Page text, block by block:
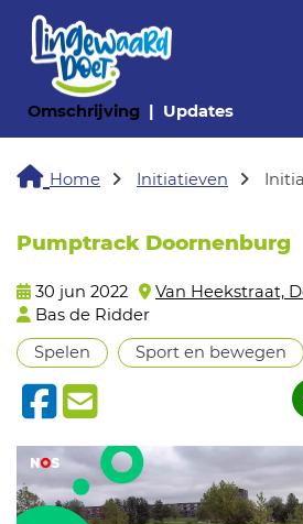
Omschrijving(huidige pagina)
Updates(huidige
Home Initiatieven
Pumptrack Doornenburg
30 jun 2022
Van Heekstraat,
Bas de Ridder
Spelen
Sport en bewegen